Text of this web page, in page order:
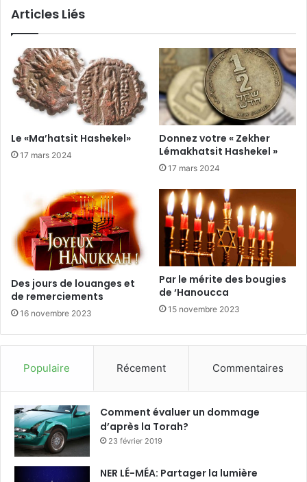
Articles Liés
Le «Ma’hatsit Hashekel»
17 mars 2024
Donnez votre « Zekher
Lémakhatsit Hashekel »
17 mars 2024
Des jours de louanges et
de remerciements
16 novembre 2023
Par le mérite des bougies
de ‘Hanoucca
15 novembre 2023
Populaire Récement Commentaires
Comment évaluer un dommage
d’après la Torah?
23 février 2019
NER LÉ-MÉA: Partager la lumière